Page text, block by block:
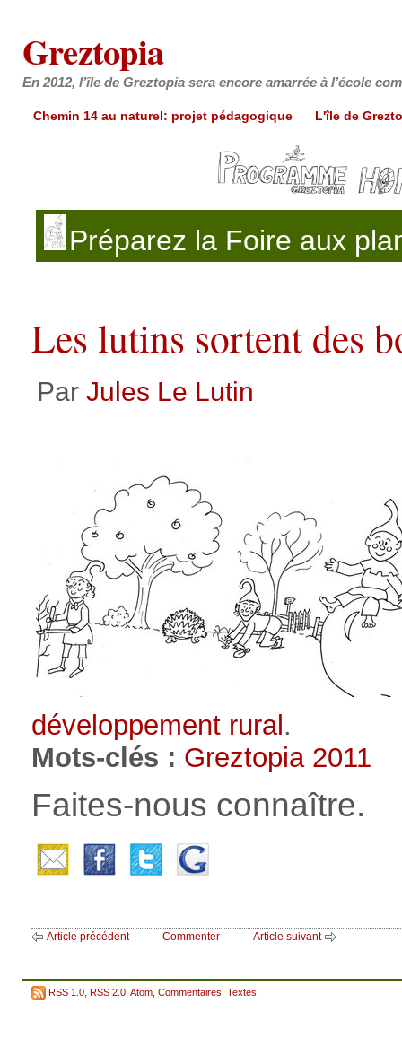
Greztopia
En 2012, l’île de Greztopia sera encore amarrée à l’école
Chemin 14 au naturel: projet pédagogique L'île de
Préparez la Foire aux
Les lutins sortent des
Par Jules Le Lutin
développement rural.
Mots-clés : Greztopia 2011
Faites-nous connaître.
Article précédent Commenter Article suivant
RSS 1.0 RSS 2.0 Atom Commentaires Textes